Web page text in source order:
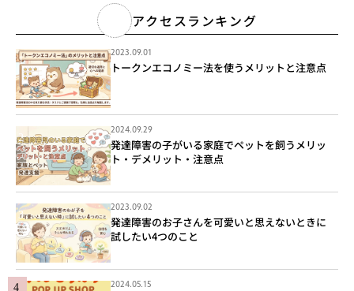
アクセスランキング
2023.09.01
トークンエコノミー法を使うメリットと注意点
2024.09.29
発達障害の子がいる家庭でペットを飼うメリッ
ト・デメリット・注意点
2023.09.02
発達障害のお子さんを可愛いと思えないときに
試したい4つのこと
2024.05.15